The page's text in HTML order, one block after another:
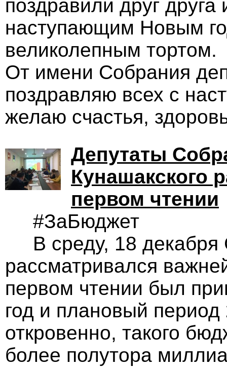
поздравили друг
наступающим Новым
великолепным тортом.
От имени Собрания
поздравляю всех с
желаю счастья,
Депутаты
Кунашакского
первом чтении
#ЗаБюджет
В среду, 18 декабря
рассматривался
первом чтении был
год и плановый
откровенно, такого
более полутора